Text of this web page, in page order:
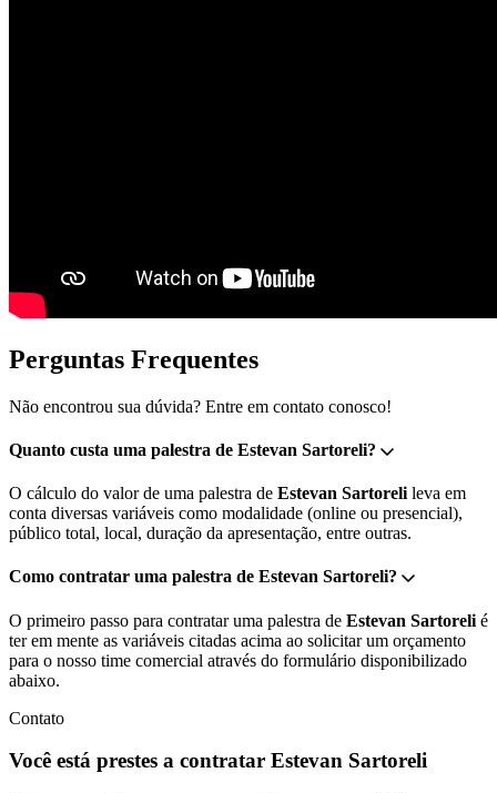
Perguntas Frequentes
Não encontrou sua dúvida? Entre em contato conosco!
Quanto custa uma palestra de Estevan Sartoreli?
O cálculo do valor de uma palestra de Estevan Sartoreli leva em
conta diversas variáveis como modalidade (online ou presencial),
público total, local, duração da apresentação, entre outras.
Como contratar uma palestra de Estevan Sartoreli?
O primeiro passo para contratar uma palestra de Estevan Sartoreli é
ter em mente as variáveis citadas acima ao solicitar um orçamento
para o nosso time comercial através do formulário disponibilizado
abaixo.
Contato
Você está prestes a contratar Estevan Sartoreli